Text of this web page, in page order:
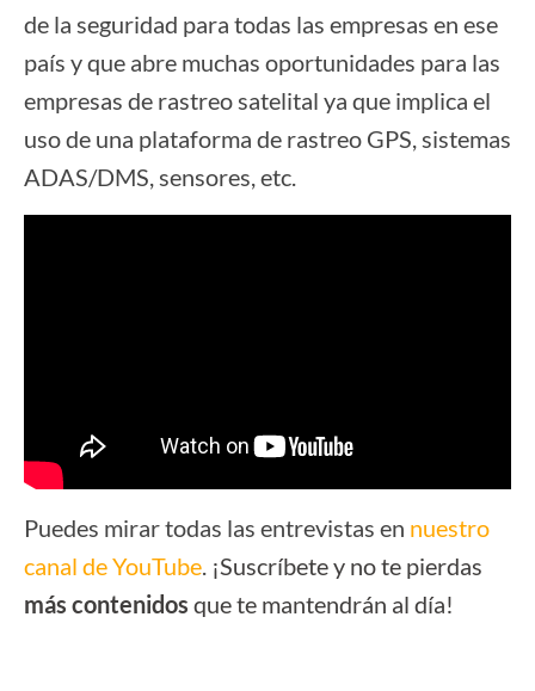
de la seguridad para todas las empresas en ese
país y que abre muchas oportunidades para las
empresas de rastreo satelital ya que implica el
uso de una plataforma de rastreo GPS, sistemas
ADAS/DMS, sensores, etc.
Puedes mirar todas las entrevistas en nuestro
canal de YouTube ¡Suscríbete y no te pierdas
más contenidos que te mantendrán al día!